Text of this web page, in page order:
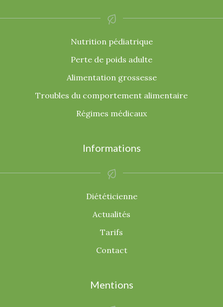
Nutrition pédiatrique
Perte de poids adulte
Alimentation grossesse
Troubles du comportement alimentaire
Régimes médicaux
Informations
Diététicienne
Actualités
Tarifs
Contact
Mentions